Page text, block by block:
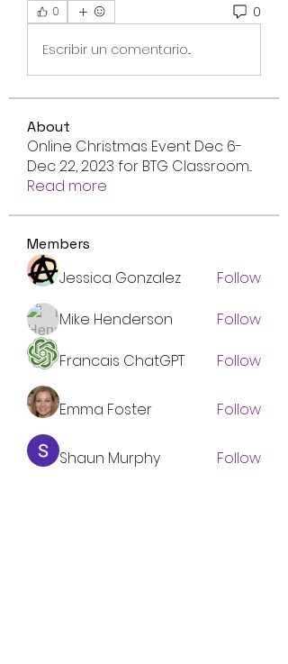
0 0
Escribir un comentario...
About
Online Christmas Event Dec 6-
Dec 22, 2023 for BTG Classroom...
Read more
Members
Jessica Gonzalez
Follow
Mike Henderson
Follow
Francais ChatGPT
Follow
Emma Foster Follow
Shaun Murphy
Follow